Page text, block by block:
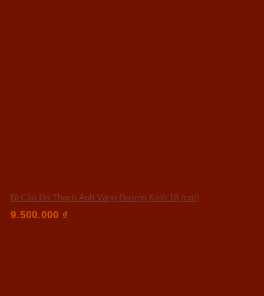
Bi Cầu Đá Thạch Anh Vàng Đường Kính 18 (cm)
9.500.000 ₫